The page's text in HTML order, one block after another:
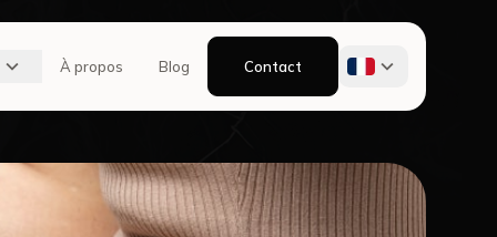
À propos Blog Contact